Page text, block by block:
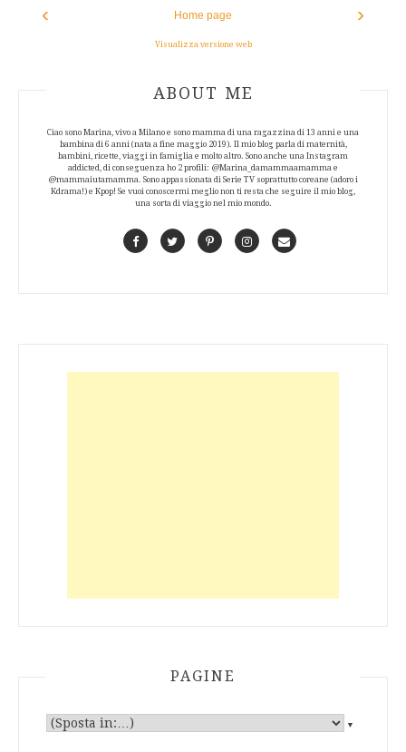
‹ ›
Home page
Visualizza versione web
ABOUT AUTHOR
ABOUT ME
Ciao sono Marina, vivo a Milano e sono mamma di una ragazzina di 13 anni e una
bambina di 6 anni (nata a fine maggio 2019). Il mio blog parla di maternità,
bambini, ricette, viaggi in famiglia e molto altro. Sono anche una Instagram
addicted, di conseguenza ho 2 profili: @Marina_damammaamamma e
@mammaiutamamma. Sono appassionata di Serie TV soprattutto coreane (adoro i
Kdrama!) e Kpop! Se vuoi conoscermi meglio non ti resta che seguire il mio blog,
una sorta di viaggio nel mio mondo.
FacebookTwitterPinterestInstagramContact
PAGINE
▼